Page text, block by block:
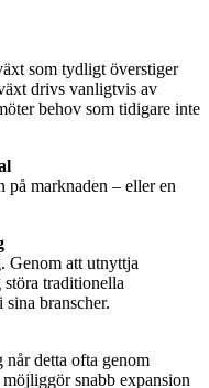
som tydligt överstiger
drivs vanligtvis av
behov som tidigare inte
på marknaden – eller en
Genom att utnyttja
störa traditionella
branscher.
detta ofta genom
snabb expansion